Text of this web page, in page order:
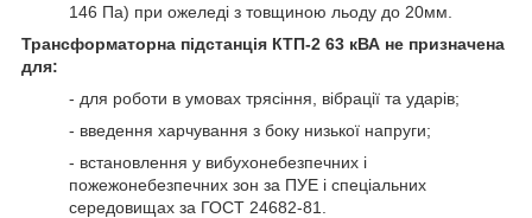
146 Па) при ожеледі з товщиною льоду до 20мм.
Трансформаторна підстанція КТП-2 63 кВА не призначена
для:
- для роботи в умовах трясіння, вібрації та ударів;
- введення харчування з боку низької напруги;
- встановлення у вибухонебезпечних і
пожежонебезпечних зон за ПУЕ і спеціальних
середовищах за ГОСТ 24682-81.